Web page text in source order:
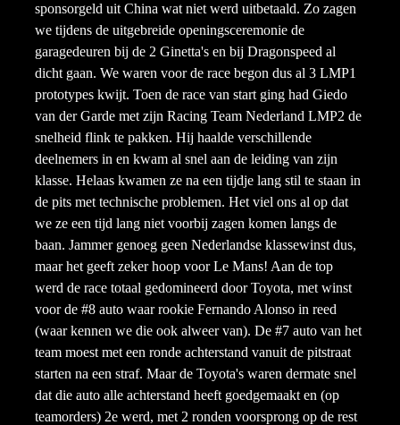
sponsorgeld uit China wat niet werd uitbetaald. Zo zagen
we tijdens de uitgebreide openingsceremonie de
garagedeuren bij de 2 Ginetta's en bij Dragonspeed al
dicht gaan. We waren voor de race begon dus al 3 LMP1
prototypes kwijt. Toen de race van start ging had Giedo
van der Garde met zijn Racing Team Nederland LMP2 de
snelheid flink te pakken. Hij haalde verschillende
deelnemers in en kwam al snel aan de leiding van zijn
klasse. Helaas kwamen ze na een tijdje lang stil te staan in
de pits met technische problemen. Het viel ons al op dat
we ze een tijd lang niet voorbij zagen komen langs de
baan. Jammer genoeg geen Nederlandse klassewinst dus,
maar het geeft zeker hoop voor Le Mans! Aan de top
werd de race totaal gedomineerd door Toyota, met winst
voor de #8 auto waar rookie Fernando Alonso in reed
(waar kennen we die ook alweer van). De #7 auto van het
team moest met een ronde achterstand vanuit de pitstraat
starten na een straf. Maar de Toyota's waren dermate snel
dat die auto alle achterstand heeft goedgemaakt en (op
teamorders) 2e werd, met 2 ronden voorsprong op de rest